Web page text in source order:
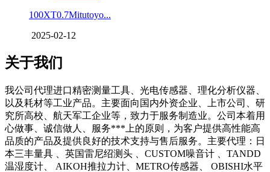
100XT0.7Mitutoyo...
2025-02-12
关于我们
我公司代理进口精密测量工具、光电传感器、理化分析仪器、
以及耗材等工业产品。主要面向国内外资企业、上市公司、研
究所高校、航天军工企业等，致力于服务制造业。公司本着用
心做事、诚信做人、服务***上的原则，为客户提供高性能高
品质的产品及提供良好的技术支持与售后服务。主要代理：日
本三丰量具 、英国雷尼绍测头 、CUSTOM噪音计 、TANDD
温湿度计、 AIKOH推拉力计、METRO传感器、 OBISHI水平